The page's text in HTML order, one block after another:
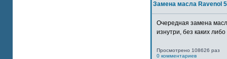
Замена масла Ravenol
Очередная замена
изнутри, без каких
Просмотрено 108626 раз
0 комментариев